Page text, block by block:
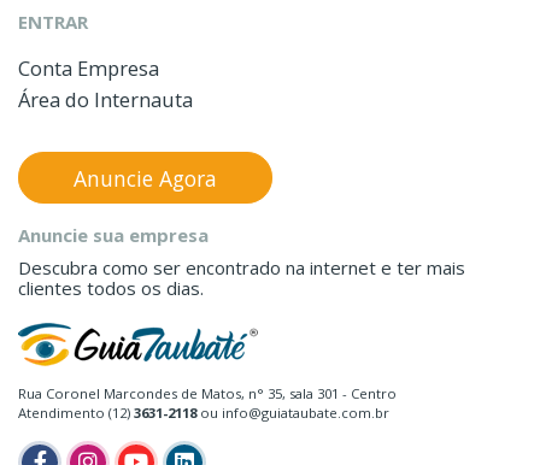
ENTRAR
Conta Empresa
Área do Internauta
Rua Coronel Marcondes de Matos, n° 35, sala 301 - Centro
Atendimento (12) 3631-2118ou info@guiataubate.com.br
Anuncie sua empresa
Descubra como ser encontrado na internet e ter mais
clientes todos os dias.
Anuncie Agora